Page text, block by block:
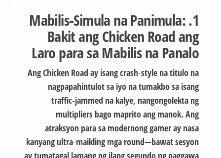
1. Mabilis‑Simula na Panimula:
Bakit ang Chicken Road ang
Laro para sa Mabilis na Panalo
Ang Chicken Road ay isang crash‑style na titulo na
nagpapahintulot sa iyo na tumakbo sa isang
traffic‑jammed na kalye, nangongolekta ng
multipliers bago maprito ang manok. Ang
atraksyon para sa modernong gamer ay nasa
kanyang ultra‑maikling mga round—bawat sesyon
ay tumatagal lamang ng ilang segundo ng paggawa